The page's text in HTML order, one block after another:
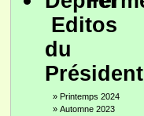
Editos
du
Président
» Printemps 2024
» Automne 2023